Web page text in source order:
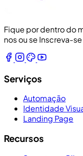
Fique por dentro do
nos ou se Inscreva-
Serviços
Automação
Identidade
Landing Page
Recursos